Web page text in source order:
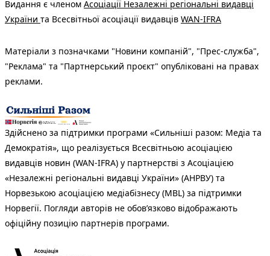
Видання є членом Асоціації Незалежні регіональні видавці
України та Всесвітньої асоціації видавців WAN-IFRA
Матеріали з позначками "Новини компаній", "Прес-служба",
"Реклама" та "Партнерський проєкт" опубліковані на правах
реклами.
Здійснено за підтримки програми «Сильніші разом: Медіа та
Демократія», що реалізується Всесвітньою асоціацією
видавців новин (WAN-IFRA) у партнерстві з Асоціацією
«Незалежні регіональні видавці України» (АНРВУ) та
Норвезькою асоціацією медіабізнесу (MBL) за підтримки
Норвегії. Погляди авторів не обов’язково відображають
офіційну позицію партнерів програми.